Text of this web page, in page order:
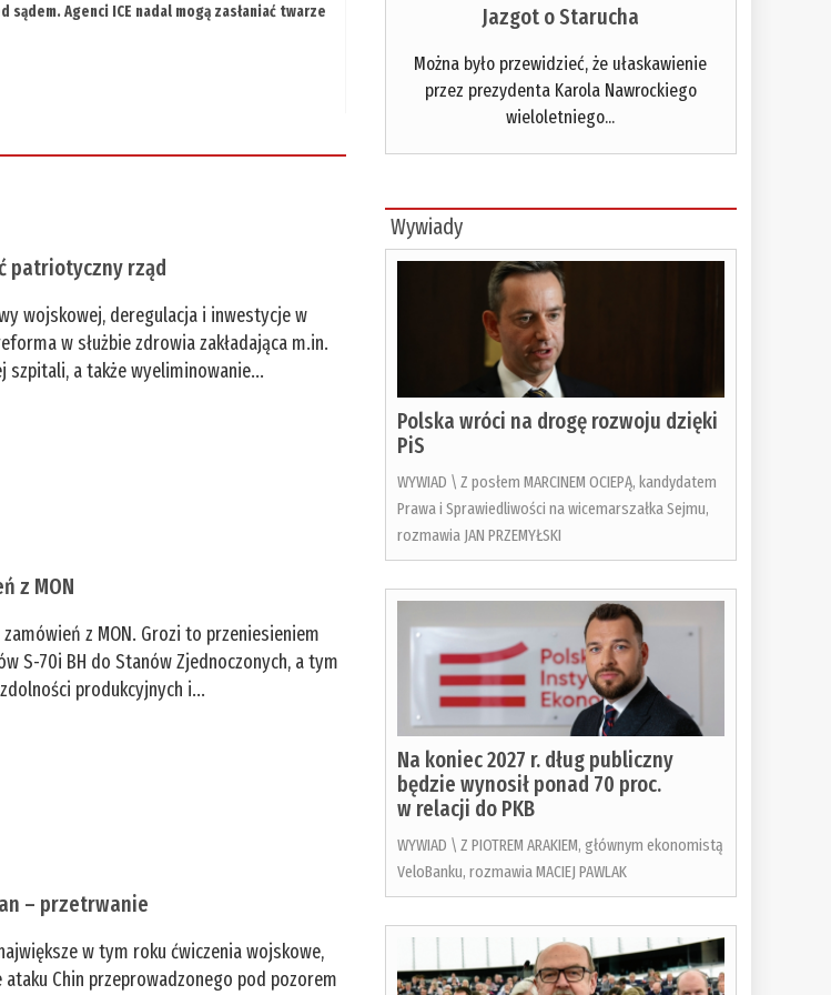
sądem. Agenci ICE nadal mogą zasłaniać twarze
patriotyczny rząd
wojskowej, deregulacja i inwestycje w
w służbie zdrowia zakładająca m.in.
szpitali, a także wyeliminowanie...
z MON
zamówień z MON. Grozi to przeniesieniem
S-70i BH do Stanów Zjednoczonych, a tym
produkcyjnych i...
– przetrwanie
w tym roku ćwiczenia wojskowe,
Chin przeprowadzonego pod pozorem
Jazgot o Starucha
Można było przewidzieć, że ułaskawienie
przez prezydenta Karola Nawrockiego
wieloletniego...
Wywiady
Polska wróci na drogę rozwoju dzięki
PiS
WYWIAD \ Z posłem MARCINEM OCIEPĄ, kandydatem
Prawa i Sprawiedliwości na wicemarszałka Sejmu,
rozmawia JAN PRZEMYŁSKI
Na koniec 2027 r. dług publiczny
będzie wynosił ponad 70 proc.
w relacji do PKB
WYWIAD \ Z PIOTREM ARAKIEM, głównym ekonomistą
VeloBanku, rozmawia MACIEJ PAWLAK